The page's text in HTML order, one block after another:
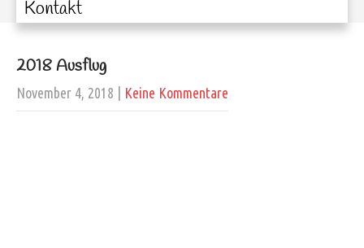
Kontakt
2018 Ausflug
November 4, 2018 Keine Kommentare